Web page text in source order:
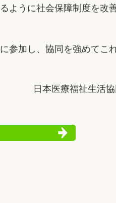
ように社会保障制度を改
加し、協同を強めてこ
日本医療福祉生活